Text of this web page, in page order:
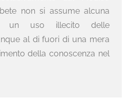
non si assume alcuna
un uso illecito delle
al di fuori di una mera
della conoscenza nel